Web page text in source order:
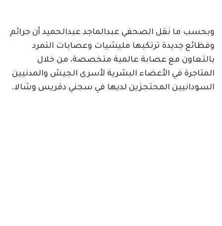
وبحسب ما نقل الصحفي عبدالماجد عبدالحميد أن جرائم
وفظائع جديدة ترتكبها مليشيات وعصابات التمرد
بالتعاون مع عصابة عالمية متخصصة، من خلال
المتاجرة في الأعضاء البشرية لأسرى الجيش والمدنيين
السودانيين المحتجزين لديها في سجني دقريس وشالا.